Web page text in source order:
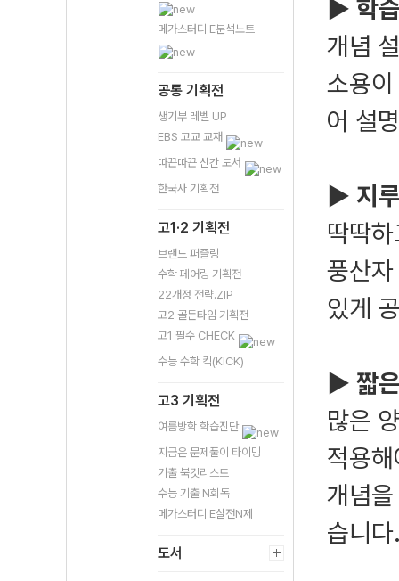
메가스터디 E분석노트
공통 기획전
생기부 레벨 UP
EBS 고교 교재
따끈따끈 신간 도서
한국사 기획전
고1·2 기획전
브랜드 퍼즐링
수학 페어링 기획전
22개정 전략.ZIP
고2 골든타임 기획전
고1 필수 CHECK
수능 수학 킥(KICK)
고3 기획전
여름방학 학습진단
지금은 문제풀이 타이밍
기출 북킷리스트
수능 기출 N회독
메가스터디 E실전N제
도서
▶ 학
개념
소용
어 설
▶ 지
딱딱
풍산
있게
▶ 짧
많은
적용
개념
습니